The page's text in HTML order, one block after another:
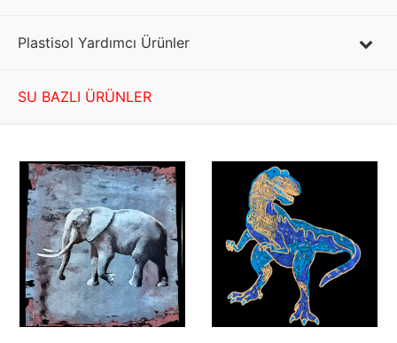
Plastisol Yardımcı Ürünler
SU BAZLI ÜRÜNLER